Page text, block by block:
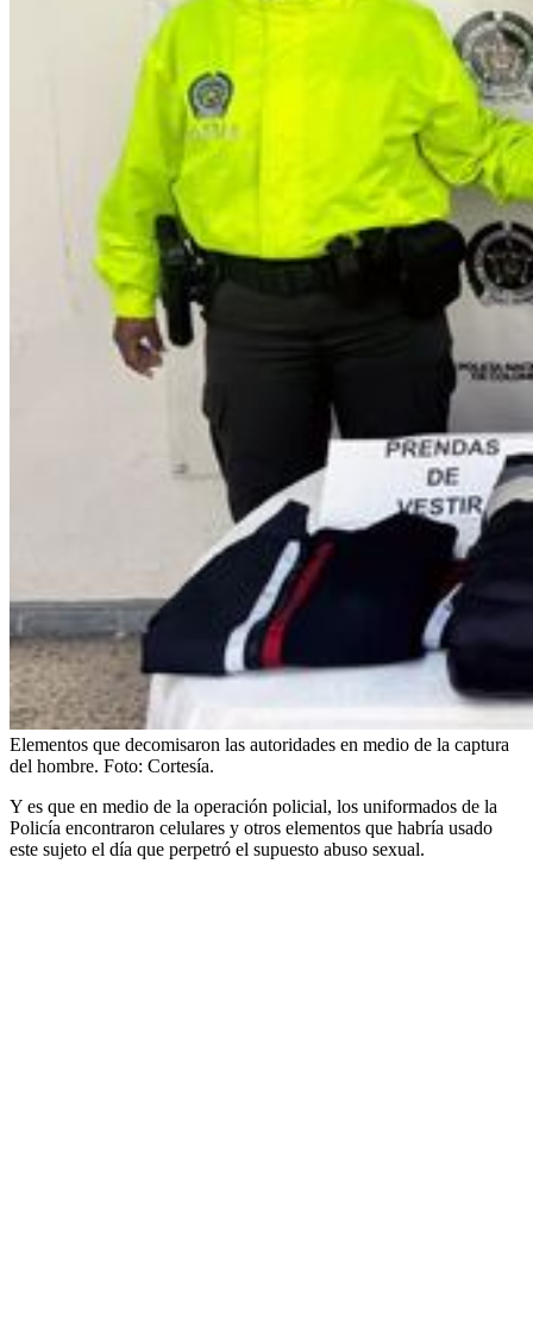
Elementos que decomisaron las autoridades en medio de la captura
del hombre. Foto: Cortesía.
Y es que en medio de la operación policial, los uniformados de la
Policía encontraron celulares y otros elementos que habría usado
este sujeto el día que perpetró el supuesto abuso sexual.